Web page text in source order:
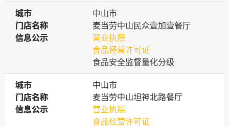
城市
城市
中山市
门店名称
门店名称
麦当劳中山民众壹加壹餐厅
信息公示
信息公示
营业执照
食品经营许可证
食品安全监督量化分级
城市
城市
中山市
门店名称
门店名称
麦当劳中山坦神北路餐厅
信息公示
信息公示
营业执照
食品经营许可证